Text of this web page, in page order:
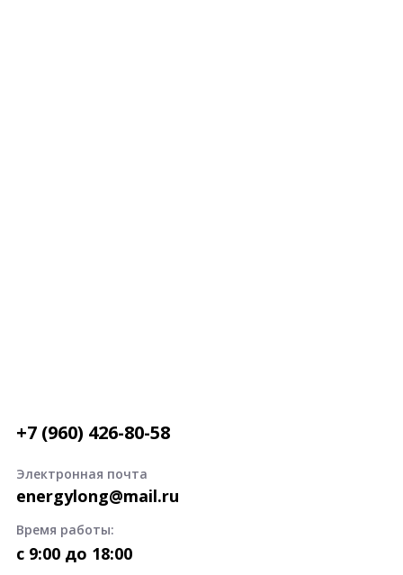
+7 (960) 426-80-58
Электронная почта
energylong@mail.ru
Время работы:
c 9:00 до 18:00